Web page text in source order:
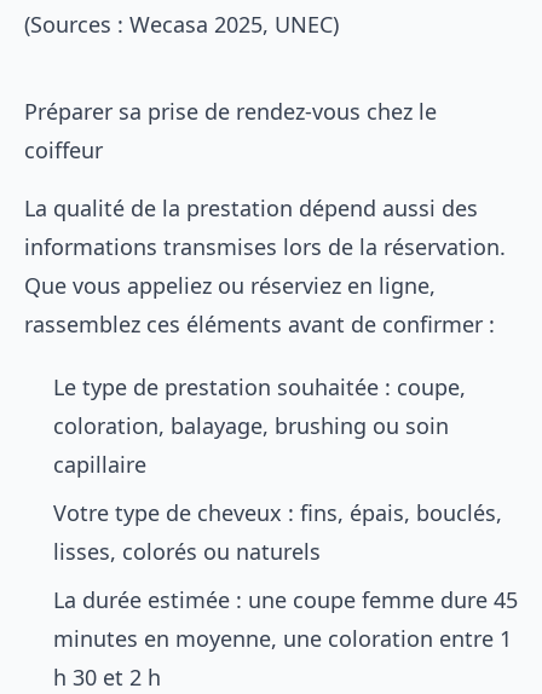
(Sources : Wecasa 2025, UNEC)
Préparer sa prise de rendez-vous chez le
coiffeur
La qualité de la prestation dépend aussi des
informations transmises lors de la réservation.
Que vous appeliez ou réserviez en ligne,
rassemblez ces éléments avant de confirmer :
Le type de prestation souhaitée : coupe,
coloration, balayage, brushing ou soin
capillaire
Votre type de cheveux : fins, épais, bouclés,
lisses, colorés ou naturels
La durée estimée : une coupe femme dure 45
minutes en moyenne, une coloration entre 1
h 30 et 2 h